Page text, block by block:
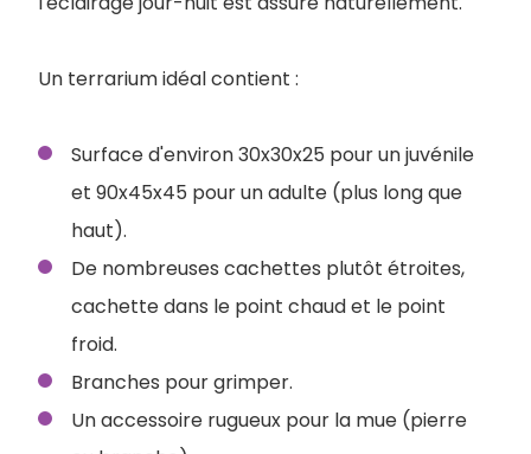
Un terrarium idéal contient :
Surface d'environ 30x30x25 pour un juvénile
et 90x45x45 pour un adulte (plus long que
haut).
De nombreuses cachettes plutôt étroites,
cachette dans le point chaud et le point
froid.
Branches pour grimper.
Un accessoire rugueux pour la mue (pierre